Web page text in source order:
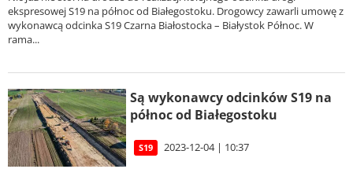
ekspresowej S19 na północ od Białegostoku. Drogowcy zawarli umowę z
wykonawcą odcinka S19 Czarna Białostocka – Białystok Północ. W
rama...
Są wykonawcy odcinków S19 na
północ od Białegostoku
S19 2023-12-04 | 10:37